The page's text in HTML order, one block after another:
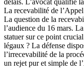
délais. L’avocat qualifie
La recevabilité de l’Appel
La question de la
l’audience du 16 mars.
statuer sur ce point
légaux ? La défense
l’irrecevabilité de la
un rejet pur et simple de